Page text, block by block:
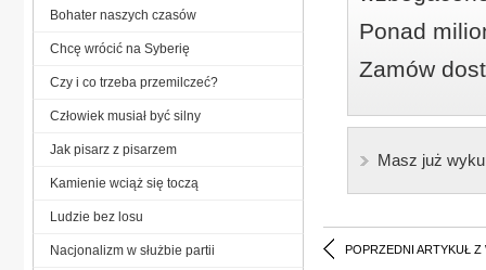
Ponad
Zamów
Masz już
POPRZEDNI ARTYKUŁ Z
Bohater naszych czasów
Chcę wrócić na Syberię
Czy i co trzeba przemilczeć?
Człowiek musiał być silny
Jak pisarz z pisarzem
Kamienie wciąż się toczą
Ludzie bez losu
Nacjonalizm w służbie partii